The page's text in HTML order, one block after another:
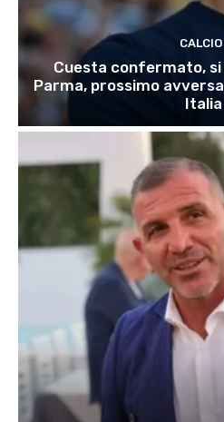
CALCIO
Cuesta confermato, si
Parma, prossimo
Italia